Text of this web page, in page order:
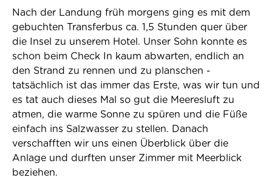
Nach der Landung früh morgens ging es mit dem
gebuchten Transferbus ca. 1,5 Stunden quer über
die Insel zu unserem Hotel. Unser Sohn konnte es
schon beim Check In kaum abwarten, endlich an
den Strand zu rennen und zu planschen -
tatsächlich ist das immer das Erste, was wir tun und
es tat auch dieses Mal so gut die Meeresluft zu
atmen, die warme Sonne zu spüren und die Füße
einfach ins Salzwasser zu stellen. Danach
verschafften wir uns einen Überblick über die
Anlage und durften unser Zimmer mit Meerblick
beziehen.